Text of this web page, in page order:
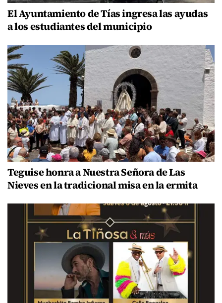
El Ayuntamiento de Tías ingresa las ayudas
a los estudiantes del municipio
Teguise honra a Nuestra Señora de Las
Nieves en la tradicional misa en la ermita